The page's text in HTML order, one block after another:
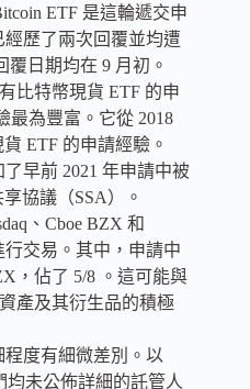
ETF 是這輪遞交申
歷了兩次回覆並均遭
日期均在 9 月初。
比特幣現貨 ETF 的申
最為豐富。它從 2018
ETF 的申請經驗。
早前 2021 年申請中被
協議（SSA）。
、Cboe BZX 和
交易。其中，申請中
，佔了 5/8 。這可能與
產及其衍生品的積極
度有細微差別。以
均未公佈詳細的託管人